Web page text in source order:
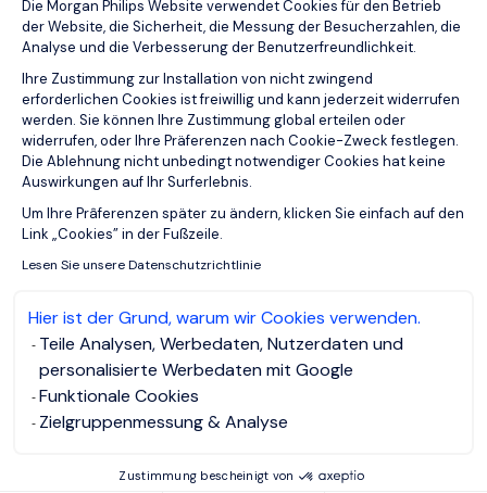
Die Morgan Philips Website verwendet Cookies für den Betrieb
der Website, die Sicherheit, die Messung der Besucherzahlen, die
Analyse und die Verbesserung der Benutzerfreundlichkeit.
Ihre Zustimmung zur Installation von nicht zwingend
erforderlichen Cookies ist freiwillig und kann jederzeit widerrufen
werden. Sie können Ihre Zustimmung global erteilen oder
widerrufen, oder Ihre Präferenzen nach Cookie-Zweck festlegen.
Die Ablehnung nicht unbedingt notwendiger Cookies hat keine
Auswirkungen auf Ihr Surferlebnis.
Um Ihre Prâferenzen später zu ändern, klicken Sie einfach auf den
Link „Cookies” in der Fußzeile.
Lesen Sie unsere Datenschutzrichtlinie
Hier ist der Grund, warum wir Cookies verwenden.
Teile Analysen, Werbedaten, Nutzerdaten und
personalisierte Werbedaten mit Google
Funktionale Cookies
Zielgruppenmessung & Analyse
Zustimmung bescheinigt von
Axeptio consent